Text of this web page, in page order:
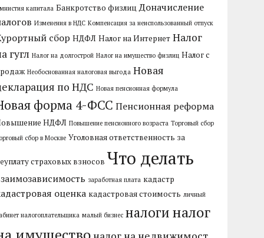
капитала Банкротство физлиц Доначисление
Изменения в НДС Компенсация за неиспользованный отпуск
сбор НДФЛ Налог на Интернет Налог
гугл Налог на долгострой Налог на имущество физлиц Налог с
Необоснованная налоговая выгода Новая
по НДС Новая пенсионная формула
форма 4-ФСС Пенсионная реформа
НДФЛ Повышение пенсионного возраста Торговый сбор
сбор в Москве Уголовная ответственность за
страховых взносов Что делать
заработная плата кадастр
оценка кадастровая стоимость личный
налогоплательщика малый бизнес налоги налог